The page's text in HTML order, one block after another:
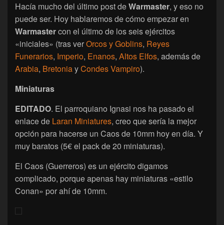
Hacía mucho del último post deWarmaster, y eso no
puede ser. Hoy hablaremos de cómo empezar en
Warmastercon el último de los seis ejércitos
«iniciales» (tras verOrcos y Goblins, Reyes
Funerarios, Imperio, Enanos, Altos Elfos, además de
Arabia, BretoniayCondes Vampiro).
Miniaturas
EDITADO. El parroquiano Ignasi nos ha pasado el
enlace de Laran Miniatures, creo que sería la mejor
opción para hacerse un Caos de 10mm hoy en día. Y
muy baratos (5€ el pack de 20 miniaturas).
El Caos (Guerreros) es un ejército digamos
complicado, porque apenas hay miniaturas «estilo
Conan» por ahí de 10mm.